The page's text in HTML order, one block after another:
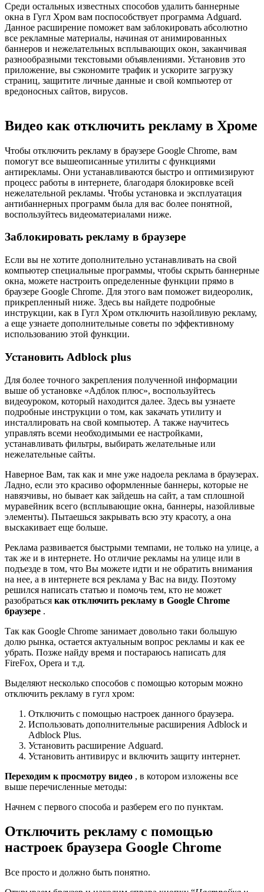
Среди остальных известных способов удалить баннерные
окна в Гугл Хром вам поспособствует программа Adguard.
Данное расширение поможет вам заблокировать абсолютно
все рекламные материалы, начиная от анимированных
баннеров и нежелательных всплывающих окон, заканчивая
разнообразными текстовыми объявлениями. Установив это
приложение, вы сэкономите трафик и ускорите загрузку
страниц, защитите личные данные и свой компьютер от
вредоносных сайтов, вирусов.
Видео как отключить рекламу в Хроме
Чтобы отключить рекламу в браузере Google Chrome, вам
помогут все вышеописанные утилиты с функциями
антирекламы. Они устанавливаются быстро и оптимизируют
процесс работы в интернете, благодаря блокировке всей
нежелательной рекламы. Чтобы установка и эксплуатация
антибаннерных программ была для вас более понятной,
воспользуйтесь видеоматериалами ниже.
Заблокировать рекламу в браузере
Если вы не хотите дополнительно устанавливать на свой
компьютер специальные программы, чтобы скрыть баннерные
окна, можете настроить определенные функции прямо в
браузере Google Chrome. Для этого вам поможет видеоролик,
прикрепленный ниже. Здесь вы найдете подробные
инструкции, как в Гугл Хром отключить назойливую рекламу,
а еще узнаете дополнительные советы по эффективному
использованию этой функции.
Установить Adblock plus
Для более точного закрепления полученной информации
выше об установке «Адблок плюс», воспользуйтесь
видеоуроком, который находится далее. Здесь вы узнаете
подробные инструкции о том, как закачать утилиту и
инсталлировать на свой компьютер. А также научитесь
управлять всеми необходимыми ее настройками,
устанавливать фильтры, выбирать желательные или
нежелательные сайты.
Наверное Вам, так как и мне уже надоела реклама в браузерах.
Ладно, если это красиво оформленные баннеры, которые не
навязчивы, но бывает как зайдешь на сайт, а там сплошной
муравейник всего (всплывающие окна, баннеры, назойливые
элементы). Пытаешься закрывать всю эту красоту, а она
выскакивает еще больше.
Реклама развивается быстрыми темпами, не только на улице, а
так же и в интернете. Но отличие рекламы на улице или в
подъезде в том, что Вы можете идти и не обратить внимания
на нее, а в интернете вся реклама у Вас на виду. Поэтому
решился написать статью и помочь тем, кто не может
разобраться как отключить рекламу в Google Chrome
браузере .
Так как Google Chrome занимает довольно таки большую
долю рынка, остается актуальным вопрос рекламы и как ее
убрать. Позже найду время и постараюсь написать для
FireFox, Opera и т.д.
Выделяют несколько способов с помощью которым можно
отключить рекламу в гугл хром:
Отключить с помощью настроек данного браузера.
Использовать дополнительные расширения Adblock и
Adblock Plus.
Установить расширение Adguard.
Установить антивирус и включить защиту интернет.
Переходим к просмотру видео , в котором изложены все
выше перечисленные методы:
Начнем с первого способа и разберем его по пунктам.
Отключить рекламу с помощью
настроек браузера Google Chrome
Все просто и должно быть понятно.